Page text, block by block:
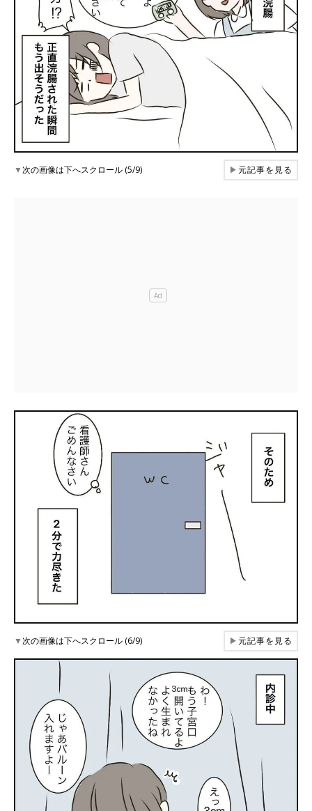
▼次の画像は下へスクロール (5/9) ▶元記事を見る
▼次の画像は下へスクロール (6/9) ▶元記事を見る